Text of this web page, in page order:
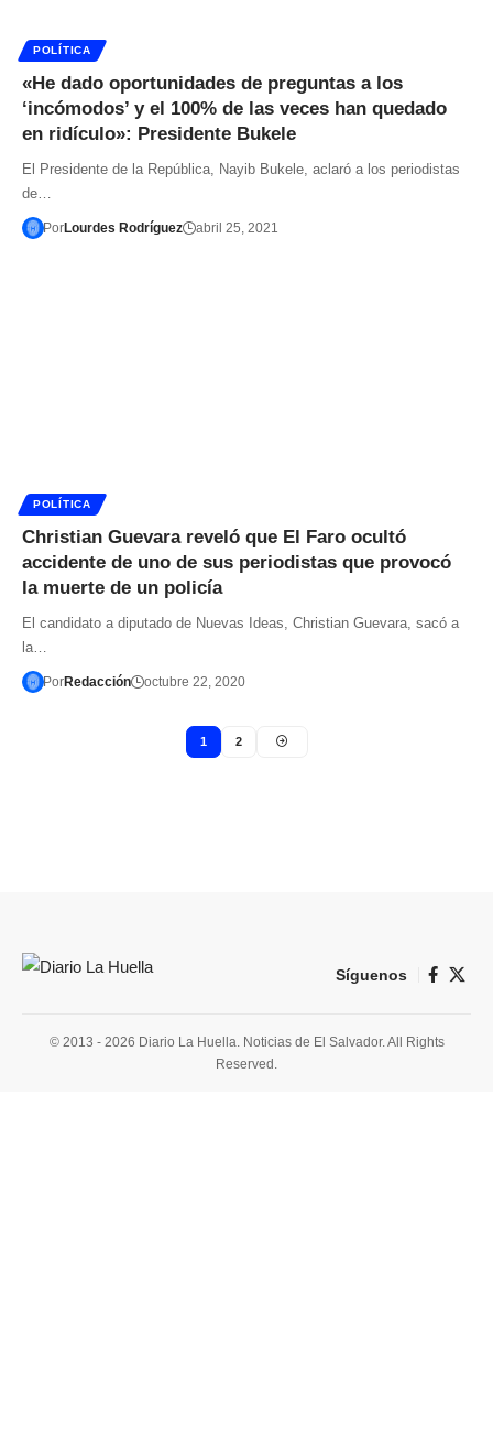
POLÍTICA
«He dado oportunidades de preguntas a los
‘incómodos’ y el 100% de las veces han quedado
en ridículo»: Presidente Bukele
El Presidente de la República, Nayib Bukele, aclaró a los periodistas
de…
PorLourdes Rodríguez abril 25, 2021
POLÍTICA
Christian Guevara reveló que El Faro ocultó
accidente de uno de sus periodistas que provocó
la muerte de un policía
El candidato a diputado de Nuevas Ideas, Christian Guevara, sacó a
la…
PorRedacción octubre 22, 2020
1 2
Síguenos
© 2013 - 2026 Diario La Huella. Noticias de El Salvador. All Rights
Reserved.